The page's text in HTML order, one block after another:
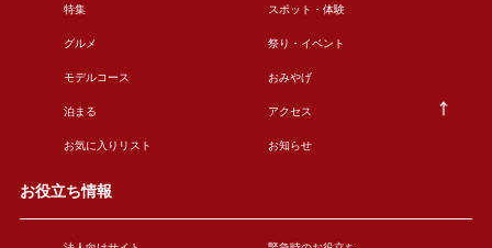
特集 スポット・体験
グルメ 祭り・イベント
モデルコース おみやげ
泊まる アクセス
お気に入りリスト お知らせ
お役立ち情報